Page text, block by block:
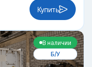
Купить
В наличии
Б/У